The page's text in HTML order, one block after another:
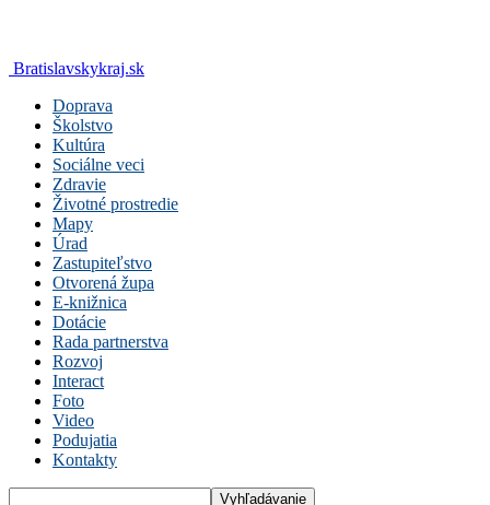
Bratislavskykraj.sk
Doprava
Školstvo
Kultúra
Sociálne veci
Zdravie
Životné prostredie
Mapy
Úrad
Zastupiteľstvo
Otvorená župa
E-knižnica
Dotácie
Rada partnerstva
Rozvoj
Interact
Foto
Video
Podujatia
Kontakty